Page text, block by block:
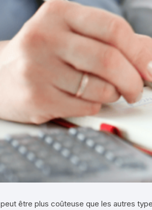
être plus coûteuse que les autres